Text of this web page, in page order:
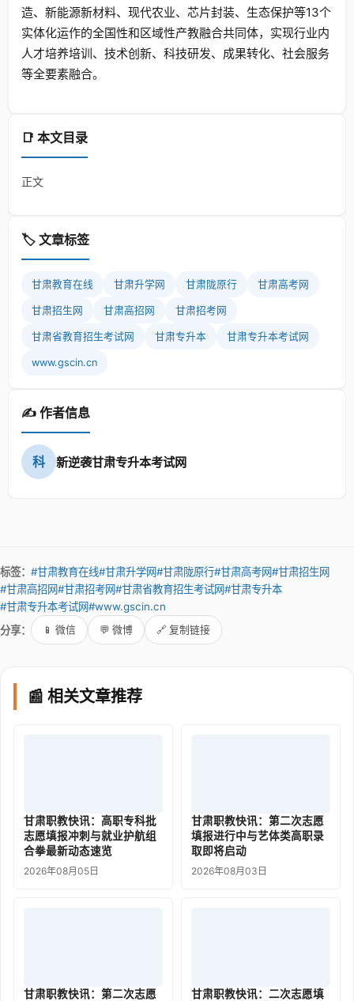
📑 本文目录
正文
🏷️ 文章标签
甘肃教育在线 甘肃升学网 甘肃陇原行 甘肃高考网
甘肃招生网 甘肃高招网 甘肃招考网
甘肃省教育招生考试网 甘肃专升本 甘肃专升本考试网
www.gscin.cn
✍️ 作者信息
科 新逆袭甘肃专升本考试网
造、新能源新材料、现代农业、芯片封装、生态保护等13个
实体化运作的全国性和区域性产教融合共同体，实现行业内
人才培养培训、技术创新、科技研发、成果转化、社会服务
等全要素融合。
标签： #甘肃教育在线#甘肃升学网#甘肃陇原行#甘肃高考网#甘肃招生网
#甘肃高招网#甘肃招考网#甘肃省教育招生考试网#甘肃专升本
#甘肃专升本考试网#www.gscin.cn
分享：
📱 微信 💬 微博 🔗 复制链接
📰 相关文章推荐
甘肃职教快讯：高职专科批
志愿填报冲刺与就业护航组
合拳最新动态速览
2026年08月05日
甘肃职教快讯：第二次志愿
填报进行中与艺体类高职录
取即将启动
2026年08月03日
甘肃职教快讯：第二次志愿
甘肃职教快讯：二次志愿填